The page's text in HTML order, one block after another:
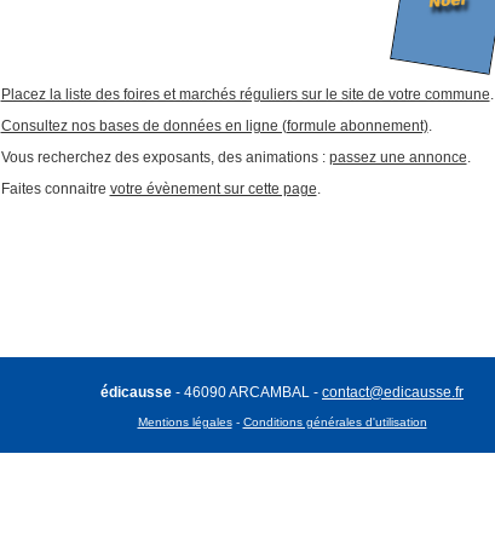
Placez la liste des foires et marchés réguliers sur le site de votre commune.
Consultez nos bases de données en ligne (formule abonnement).
Vous recherchez des exposants, des animations : passez une annonce.
Faites connaitre votre évènement sur cette page.
édicausse - 46090 ARCAMBAL - contact@edicausse.fr
Mentions légales- Conditions générales d'utilisation